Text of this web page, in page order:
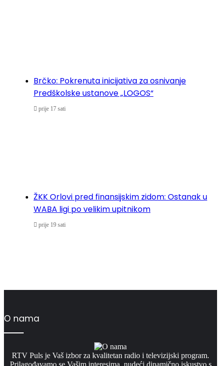
Brčko: Pokrenuta inicijativa za osnivanje
Predškolske ustanove „LOGOS“
prije 17 sati
ŽKK Orlovi pred finansijskim zidom: Ostanak u
WABA ligi po velikim upitnikom
prije 19 sati
O nama
RTV Puls je Vaš izbor za kvalitetan radio i televizijski program.
Prilagođavamo se Vašim interesima, nudeći dinamično iskustvo s